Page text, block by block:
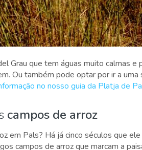
Grau que tem águas muito calmas e
Ou também pode optar por ir a
no nosso guia da Platja de
campos de arroz
em Pals? Há já cinco séculos que
campos de arroz que marcam a